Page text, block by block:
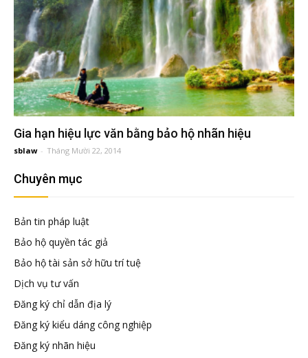
vấn
đầu
Đại
diện
Gia hạn hiệu lực văn bằng bảo hộ nhãn hiệu
sblaw - Tháng Mười 22, 2014
Chuyên mục
Bản tin pháp luật
Bảo hộ quyền tác giả
Bảo hộ tài sản sở hữu trí tuệ
Dịch vụ tư vấn
Đăng ký chỉ dẫn địa lý
Đăng ký kiểu dáng công nghiệp
Đăng ký nhãn hiệu